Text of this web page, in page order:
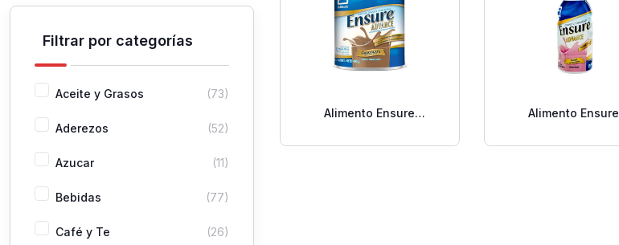
Filtrar por categorías
Aceite y Grasos (73)
Aderezos (52)
Azucar (11)
Bebidas (77)
Café y Te (26)
Alimento Ensure
Polvo 400 Gr
Alimento Ensure
Oz